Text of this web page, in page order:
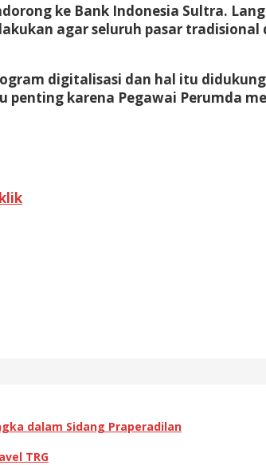
ke Bank Indonesia Sultra.
agar seluruh pasar
digitalisasi dan hal itu
karena Pegawai Perumda
klik
dalam Sidang Praperadilan
TRG